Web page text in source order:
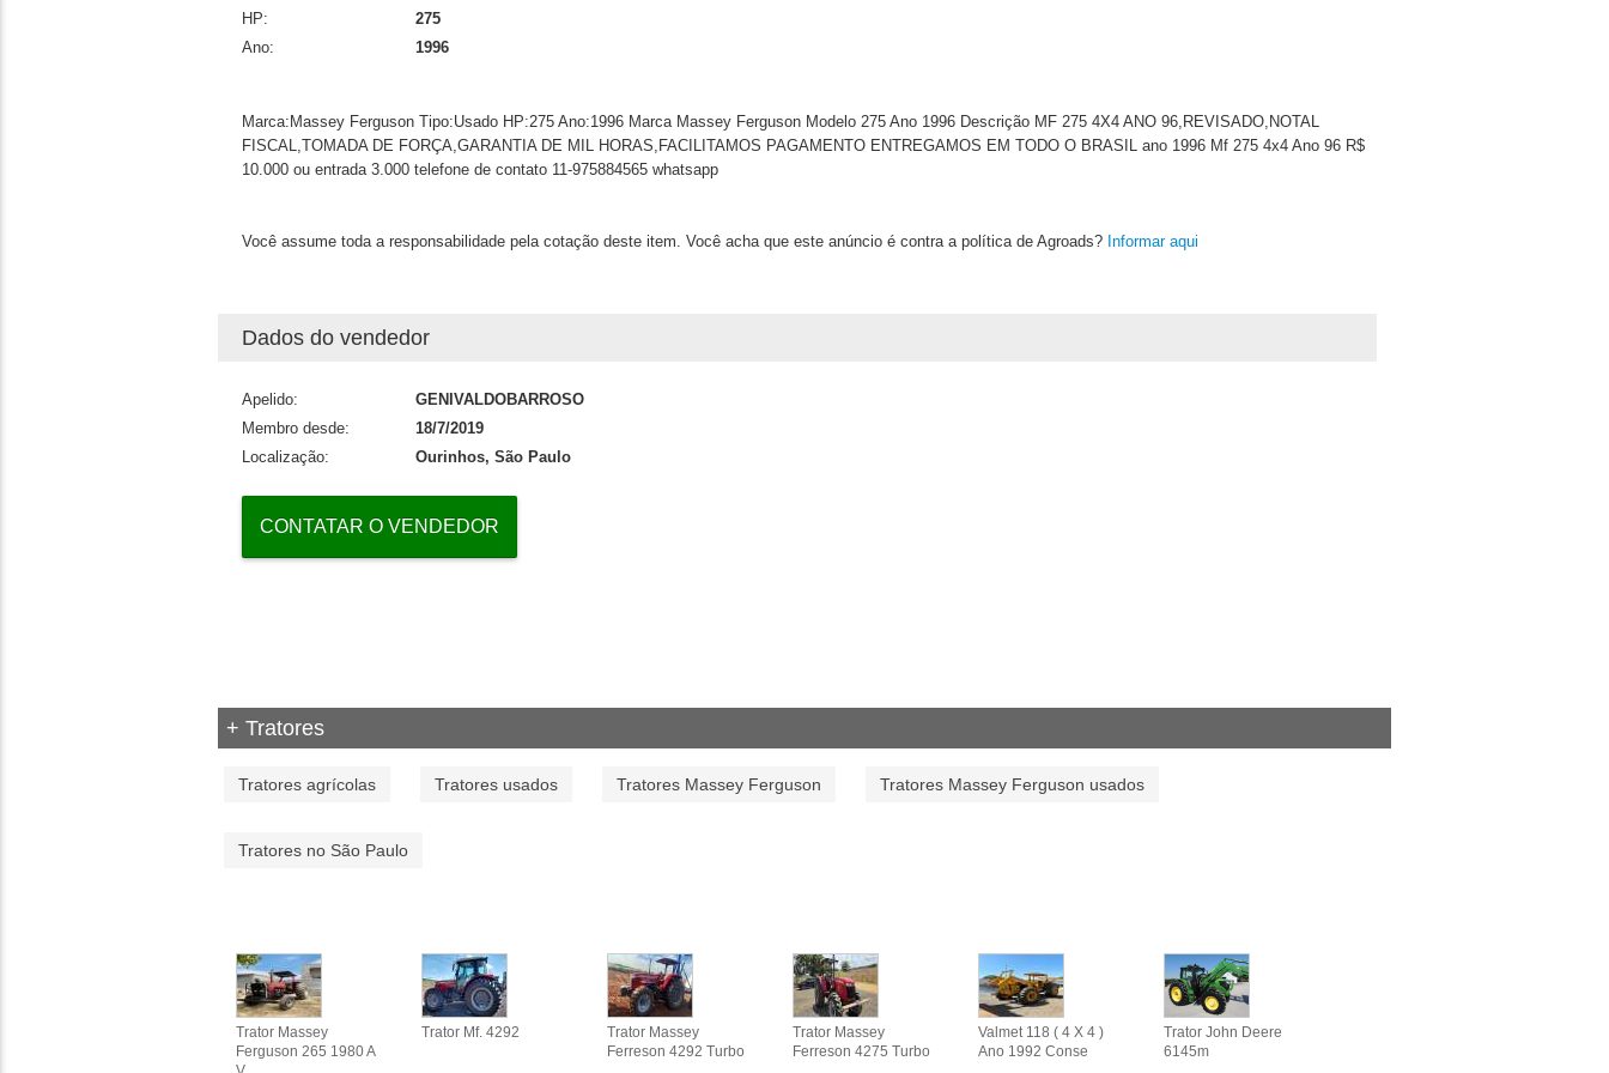
HP:
275
Ano:
1996
Marca:Massey Ferguson Tipo:Usado HP:275 Ano:1996 Marca Massey Ferguson Modelo 275 Ano 1996 Descrição MF 275 4X4 ANO 96,REVISADO,NOTAL
FISCAL,TOMADA DE FORÇA,GARANTIA DE MIL HORAS,FACILITAMOS PAGAMENTO ENTREGAMOS EM TODO O BRASIL ano 1996 Mf 275 4x4 Ano 96 R$
10.000 ou entrada 3.000 telefone de contato 11-975884565 whatsapp
Você assume toda a responsabilidade pela cotação deste item. Você acha que este anúncio é contra a política de Agroads? Informar aqui
Dados do vendedor
Apelido:
GENIVALDOBARROSO
Membro desde:
18/7/2019
Localização:
Ourinhos, São Paulo
CONTATAR O VENDEDOR
+ Tratores
Tratores agrícolas Tratores usados Tratores Massey Ferguson Tratores Massey Ferguson usados
Tratores no São Paulo
Trator Massey
Ferguson 265 1980 A
Trator Mf. 4292
Trator Massey
Ferreson 4292 Turbo
Trator Massey
Ferreson 4275 Turbo
Valmet 118 ( 4 X 4 )
Ano 1992 Conse
Trator John Deere
6145m